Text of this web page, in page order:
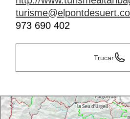
973 690 402
Trucar